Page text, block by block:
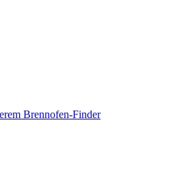
Brennofen-Finder